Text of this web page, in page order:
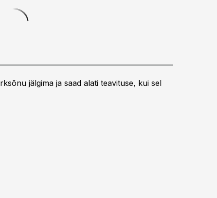
jälgima ja saad alati teavituse, kui sel